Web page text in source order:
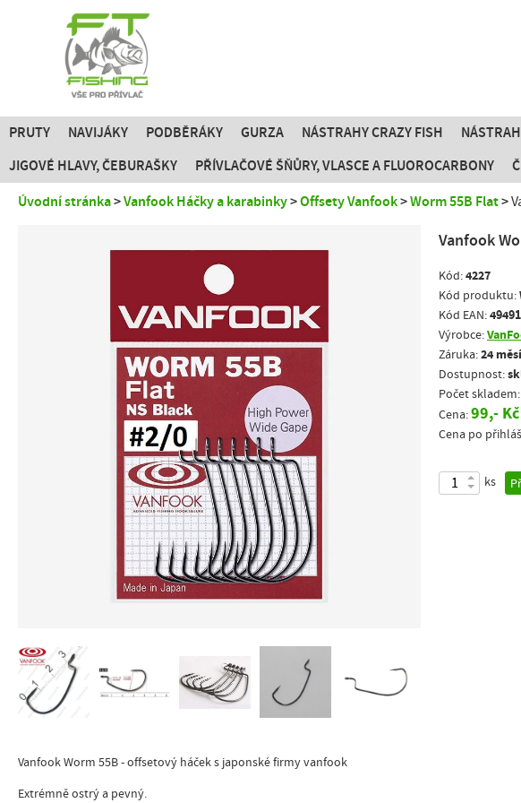
PRUTY NAVIJÁKY PODBĚRÁKY GURZA NÁSTRAHY CRAZY FISH
JIGOVÉ HLAVY, ČEBURAŠKY PŘÍVLAČOVÉ ŠŇŮRY, VLASCE A FLUOROCARBONY
Úvodní stránka Vanfook Háčky a karabinky Offsety Vanfook Worm 55B Flat
Vanfook
Kód:4227
Kód produktu:
Kód EAN:
Výrobce:
Záruka:24
Dostupnost:
Počet skladem:
Cena:99,- Kč
Cena po
ks
Vanfook Worm 55B - offsetový háček s japonské firmy vanfook
Extrémně ostrý a pevný.